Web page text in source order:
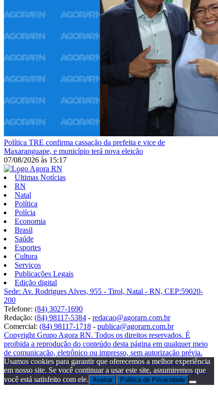
Política TRE confirma cassação da prefeita e vice de
Maxaranguape, e município terá nova eleição
07/08/2026 às 15:17
Últimas Notícias
RN
Natal
Política
Polícia
Economia
Brasil
Saúde
Esportes
Cultura
Serviços
Publicações Legais
Edição digital
Sede: Av. Rodrigues Alves, 955 - Tirol, Natal - RN, CEP:59020-
200
Telefone: (84) 3027-1690
Redação: (84) 98117-5384 - redacao@agorarn.com.br
Comercial: (84) 98117-1718 - publica@agorarn.com.br
Copyright Grupo Agora RN. Todos os direitos reservados. É
proibida a reprodução do conteúdo desta página em qualquer meio
de comunicação, eletrônico ou impresso, sem autorização prévia.
Usamos cookies para garantir que oferecemos a melhor experiência
em nosso site. Se você continuar a usar este site, assumiremos que
você está satisfeito com ele. Aceitar Politica de Privacidade